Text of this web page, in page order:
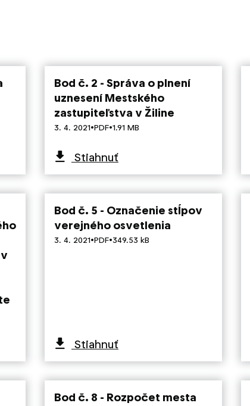
Bod č. 2 - Správa o plnení
uznesení Mestského
zastupiteľstva v Žiline
3. 4. 2021·PDF·1.91 MB
Stiahnuť
Bod č. 5 - Označenie stĺpov
verejného osvetlenia
3. 4. 2021·PDF·349.53 kB
Stiahnuť
Bod č. 8 - Rozpočet mesta